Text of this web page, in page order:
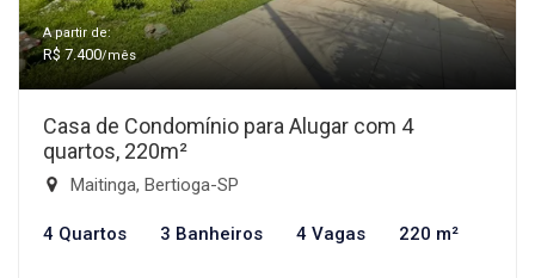
A partir de:
R$ 7.400/mês
Casa de Condomínio para Alugar com 4
quartos, 220m²
Maitinga, Bertioga-SP
4 Quartos 3 Banheiros 4 Vagas 220 m²